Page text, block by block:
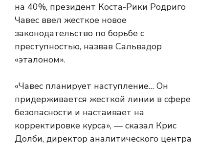
на 40%, президент Коста-Рики Родриго
Чавес ввел жесткое новое
законодательство по борьбе с
преступностью, назвав Сальвадор
«эталоном».
«Чавес планирует наступление… Он
придерживается жесткой линии в сфере
безопасности и настаивает на
корректировке курса», — сказал Крис
Долби, директор аналитического центра